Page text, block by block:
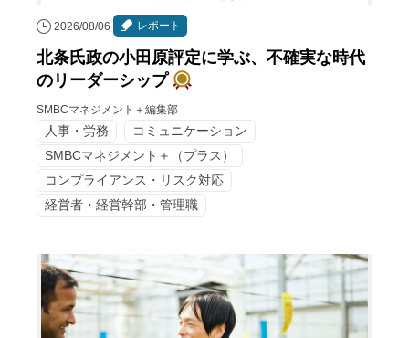
2026/08/06 レポート
北条氏政の小田原評定に学ぶ、不確実な時代
のリーダーシップ
SMBCマネジメント＋編集部
人事・労務
コミュニケーション
SMBCマネジメント＋（プラス）
コンプライアンス・リスク対応
経営者・経営幹部・管理職